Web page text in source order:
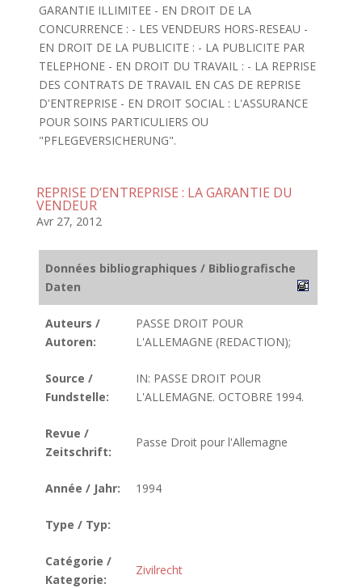
GARANTIE ILLIMITEE - EN DROIT DE LA
CONCURRENCE : - LES VENDEURS HORS-RESEAU -
EN DROIT DE LA PUBLICITE : - LA PUBLICITE PAR
TELEPHONE - EN DROIT DU TRAVAIL : - LA REPRISE
DES CONTRATS DE TRAVAIL EN CAS DE REPRISE
D'ENTREPRISE - EN DROIT SOCIAL : L'ASSURANCE
POUR SOINS PARTICULIERS OU
"PFLEGEVERSICHERUNG".
REPRISE D’ENTREPRISE : LA GARANTIE DU
VENDEUR
Avr 27, 2012
Données bibliographiques / Bibliografische
Daten
Auteurs /
Autoren:
PASSE DROIT POUR
L'ALLEMAGNE (REDACTION);
Source /
Fundstelle:
IN: PASSE DROIT POUR
L'ALLEMAGNE. OCTOBRE 1994.
Revue /
Zeitschrift:
Passe Droit pour l'Allemagne
Année / Jahr: 1994
Type / Typ:
Catégorie /
Kategorie:
Zivilrecht